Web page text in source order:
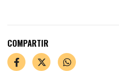
COMPARTIR